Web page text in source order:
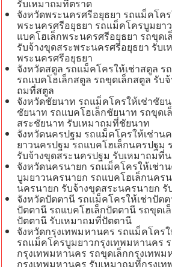
รับเหมาถมที่ตราด
จังหวัดพระนครศรีอยุธยา รถแม็คโคร
พระนครศรีอยุธยา รถแม็คโครบูมยา
แบคโฮเล็กพระนครศรีอยุธยา รถขุด
รับจ้างขุดสระพระนครศรีอยุธยา รับเ
พระนครศรีอยุธยา
จังหวัดสตูล รถแม็คโครให้เช่าสตูล
รถแบคโฮเล็กสตูล รถขุดเล็กสตูล รับ
ถมที่สตูล
จังหวัดชัยนาท รถแม็คโครให้เช่าชัย
ชัยนาท รถแบคโฮเล็กชัยนาท รถขุดเ
สระชัยนาท รับเหมาถมที่ชัยนาท
จังหวัดนครปฐม รถแม็คโครให้เช่าน
ยาวนครปฐม รถแบคโฮเล็กนครปฐม
รับจ้างขุดสระนครปฐม รับเหมาถมที่
จังหวัดนครนายก รถแม็คโครให้เช่า
บูมยาวนครนายก รถแบคโฮเล็กนคร
นครนายก รับจ้างขุดสระนครนายก
จังหวัดปัตตานี รถแม็คโครให้เช่าปัต
ปัตตานี รถแบคโฮเล็กปัตตานี รถขุดเ
ปัตตานี รับเหมาถมที่ปัตตานี
จังหวัดกรุงเทพมหานคร รถแม็คโคร
รถแม็คโครบูมยาวกรุงเทพมหานคร
กรุงเทพมหานคร รถขุดเล็กกรุงเทพ
กรุงเทพมหานคร รับเหมาถมที่กรุงเ